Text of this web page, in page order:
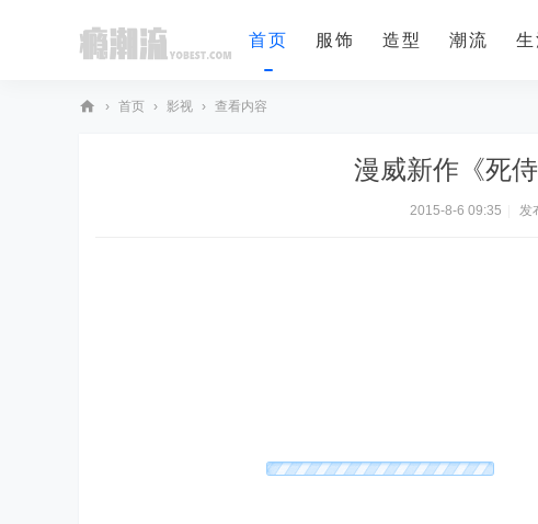
首页 服饰 造型 潮流 生
› 首页 › 影视 › 查看内容
漫威新作《死
2015-8-6 09:35 发